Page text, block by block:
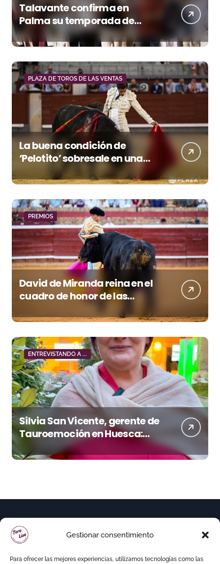
Gestionar consentimiento
Para ofrecer las mejores experiencias, utilizamos tecnologías como las
Talavante confirma en
Palma su temporada de
figura y el palco niega el
premio a Roca Rey
PLAZA DE TOROS DE LAS VENTAS
La buena condición de
‘Pelotito’ sobresale en una
noche gris en Las Ventas
PREMIOS
David de Miranda reina en el
cuadro de honor de las
Colombinas 2026
ENTREVISTANDO A ...
Silvia San Vicente, gerente de
Tauroemoción en Huesca:
«Todas las figuras del toreo
quieren venir a esta feria»